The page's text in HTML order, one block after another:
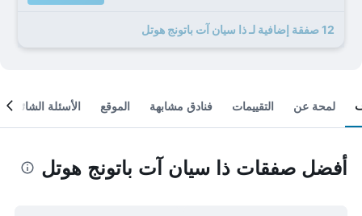
12 صفقة إضافية لـ ذا سيان آت باتونج هوتل
لمحة عن التقييمات فنادق مشابهة الموقع الأسئلة الشائعة
أفضل صفقات ذا سيان آت باتونج هوتل